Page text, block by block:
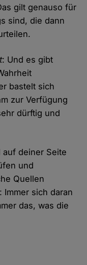
gilt genauso für
sind, die dann
: Und es gibt
bastelt sich
zur Verfügung
dürftig und
deiner Seite
und
Quellen
sich daran
das, was die